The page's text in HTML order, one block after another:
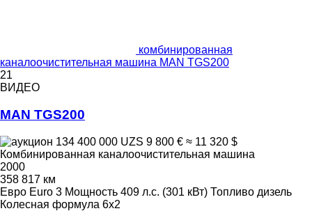
комбинированная
каналоочистительная машина MAN TGS200
21
ВИДЕО
MAN TGS200
134 400 000 UZS 9 800 € ≈ 11 320 $
Комбинированная каналоочистительная машина
2000
358 817 км
Евро Euro 3 Мощность 409 л.с. (301 кВт) Топливо дизель
Колесная формула 6x2